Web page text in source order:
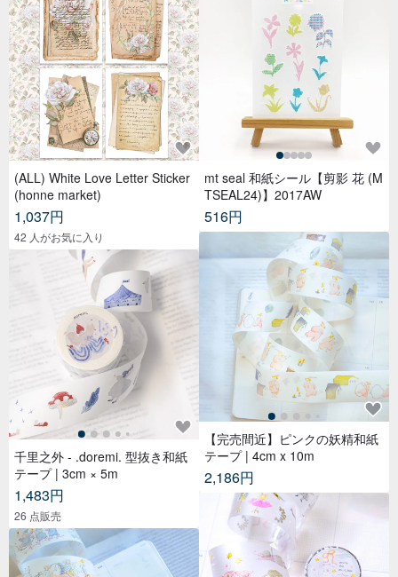
(ALL) White Love Letter Sticker
(honne market)
1,037円
42 人がお気に入り
千里之外 - .doremi. 型抜き和紙
テープ | 3cm × 5m
1,483円
26 点販売
mt seal 和紙シール【剪影 花 (M
TSEAL24)】2017AW
516円
【完売間近】ピンクの妖精和紙
テープ | 4cm x 10m
2,186円